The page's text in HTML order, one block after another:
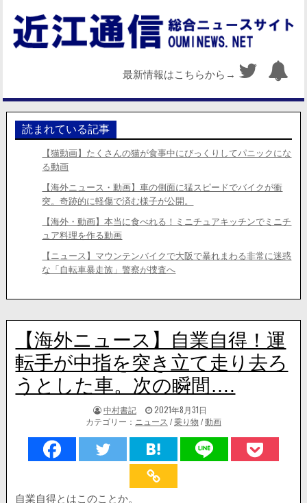
最新情報はこちらから→
読まれている記事
【猫動画】たくさんの猫が食事中にびっくりしてパニックにな
る動画
【海外ニュース・動画】車の側面に猛スピードでバイクが衝
突。奇跡的に軽傷で済む様子が公開。
【海外・動画】本当に食べれる！ミニチュアキッチンでミニチ
ュア料理を作る動画
【ニュース】マウンテンバイクで大阪で暴れまわる非常に迷惑
な「自転車暴走族」警察が捜査へ
【海外ニュース】自業自得！運
転手が中指を突き立て走り去ろ
うとした車。次の瞬間….
著
者:
中村書記
掲
載
日：
2021年8月31日
カテゴリー： ニュース /乗り物 /動画
自業自得とはこのことか。